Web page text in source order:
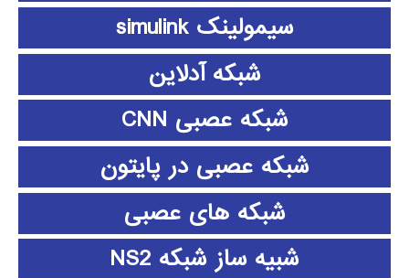
سیمولینک simulink
شبکه آدلاین
شبکه عصبی CNN
شبکه عصبی در پایتون
شبکه های عصبی
شبیه ساز شبکه NS2